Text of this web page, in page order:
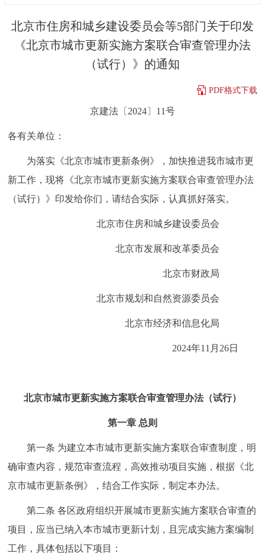
便民服务 利企服务 投资项目
参与调查 在线访谈 图说互动
十六区概览 人文北京
视频北京
ITALIANO
北京市住房和城乡建设委员会等5部门关于印发
《北京市城市更新实施方案联合审查管理办法
（试行）》的通知
PDF格式下载
京建法〔2024〕11号
各有关单位：
为落实《北京市城市更新条例》，加快推进我市城市更
新工作，现将《北京市城市更新实施方案联合审查管理办法
（试行）》印发给你们，请结合实际，认真抓好落实。
北京市住房和城乡建设委员会
北京市发展和改革委员会
北京市财政局
北京市规划和自然资源委员会
北京市经济和信息化局
2024年11月26日
北京市城市更新实施方案联合审查管理办法（试行）
第一章 总则
第一条 为建立本市城市更新实施方案联合审查制度，明
确审查内容，规范审查流程，高效推动项目实施，根据《北
京市城市更新条例》，结合工作实际，制定本办法。
第二条 各区政府组织开展城市更新实施方案联合审查的
项目，应当已纳入本市城市更新计划，且完成实施方案编制
工作，具体包括以下项目：